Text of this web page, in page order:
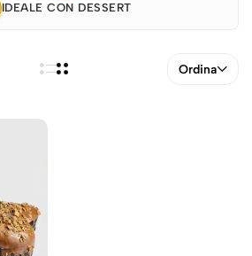
IDEALE CON DESSERT
Ordina